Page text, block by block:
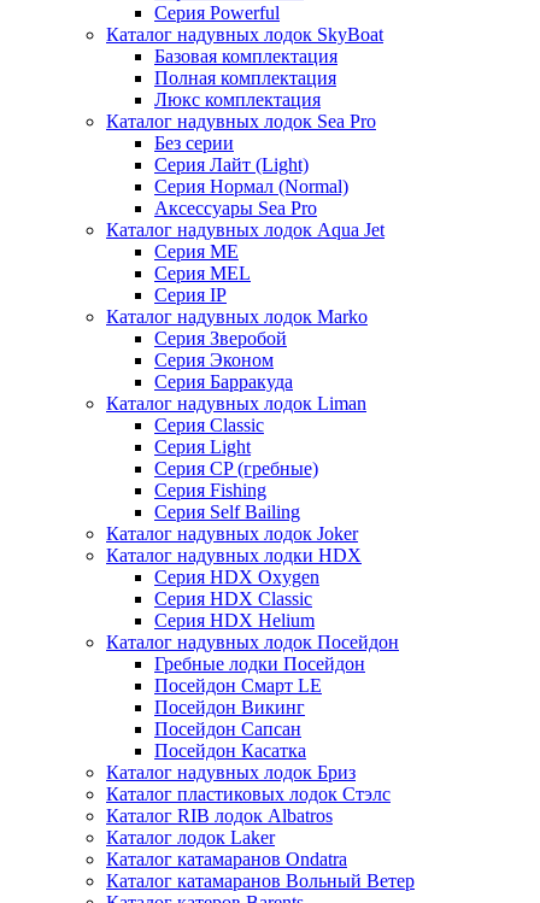
Серия Powerful
Каталог надувных лодок SkyBoat
Базовая комплектация
Полная комплектация
Люкс комплектация
Каталог надувных лодок Sea Pro
Без серии
Серия Лайт (Light)
Серия Нормал (Normal)
Аксессуары Sea Pro
Каталог надувных лодок Aqua Jet
Серия ME
Серия MEL
Серия IP
Каталог надувных лодок Marko
Серия Зверобой
Серия Эконом
Серия Барракуда
Каталог надувных лодок Liman
Серия Classic
Серия Light
Серия CP (гребные)
Серия Fishing
Серия Self Bailing
Каталог надувных лодок Joker
Каталог надувных лодки HDX
Серия HDX Oxygen
Серия HDX Classic
Серия HDX Helium
Каталог надувных лодок Посейдон
Гребные лодки Посейдон
Посейдон Смарт LE
Посейдон Викинг
Посейдон Сапсан
Посейдон Касатка
Каталог надувных лодок Бриз
Каталог пластиковых лодок Стэлс
Каталог RIB лодок Albatros
Каталог лодок Laker
Каталог катамаранов Ondatra
Каталог катамаранов Вольный Ветер